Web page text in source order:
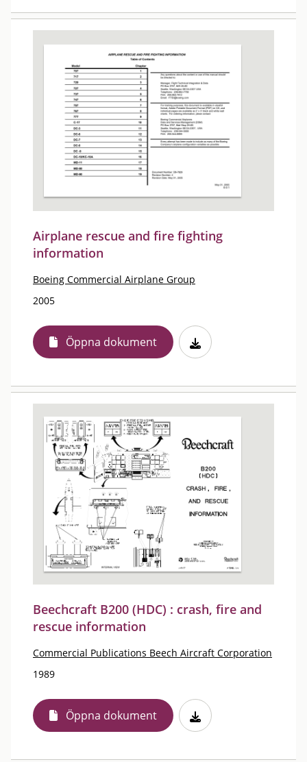
Airplane rescue and fire fighting
information
Boeing Commercial Airplane Group
2005
Öppna dokument
Beechcraft B200 (HDC) : crash, fire and
rescue information
Commercial Publications Beech Aircraft Corporation
1989
Öppna dokument